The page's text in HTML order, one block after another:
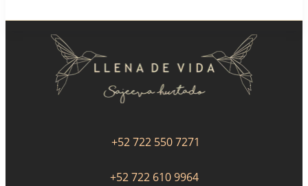
+52 722 550 7271
+52 722 610 9964